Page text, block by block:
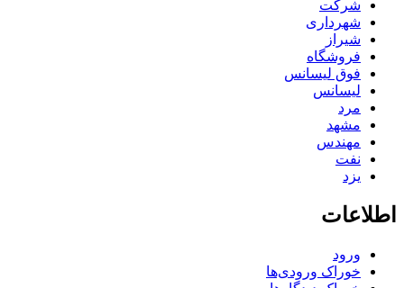
شرکت
شهرداری
شیراز
فروشگاه
فوق لیسانس
لیسانس
مرد
مشهد
مهندس
نفت
یزد
اطلاعات
ورود
خوراک ورودی‌ها